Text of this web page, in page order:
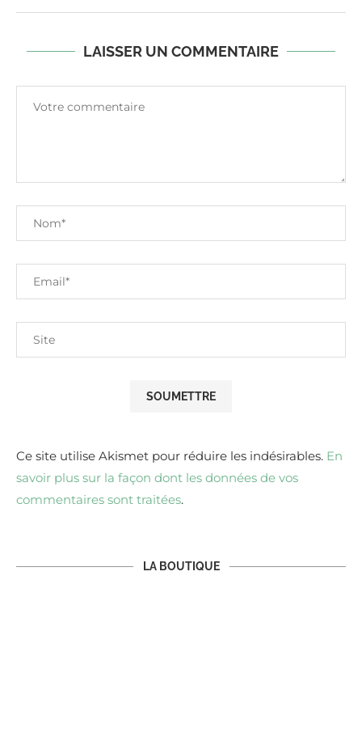
LAISSER UN COMMENTAIRE
Ce site utilise Akismet pour réduire les indésirables. En
savoir plus sur la façon dont les données de vos
commentaires sont traitées.
LA BOUTIQUE